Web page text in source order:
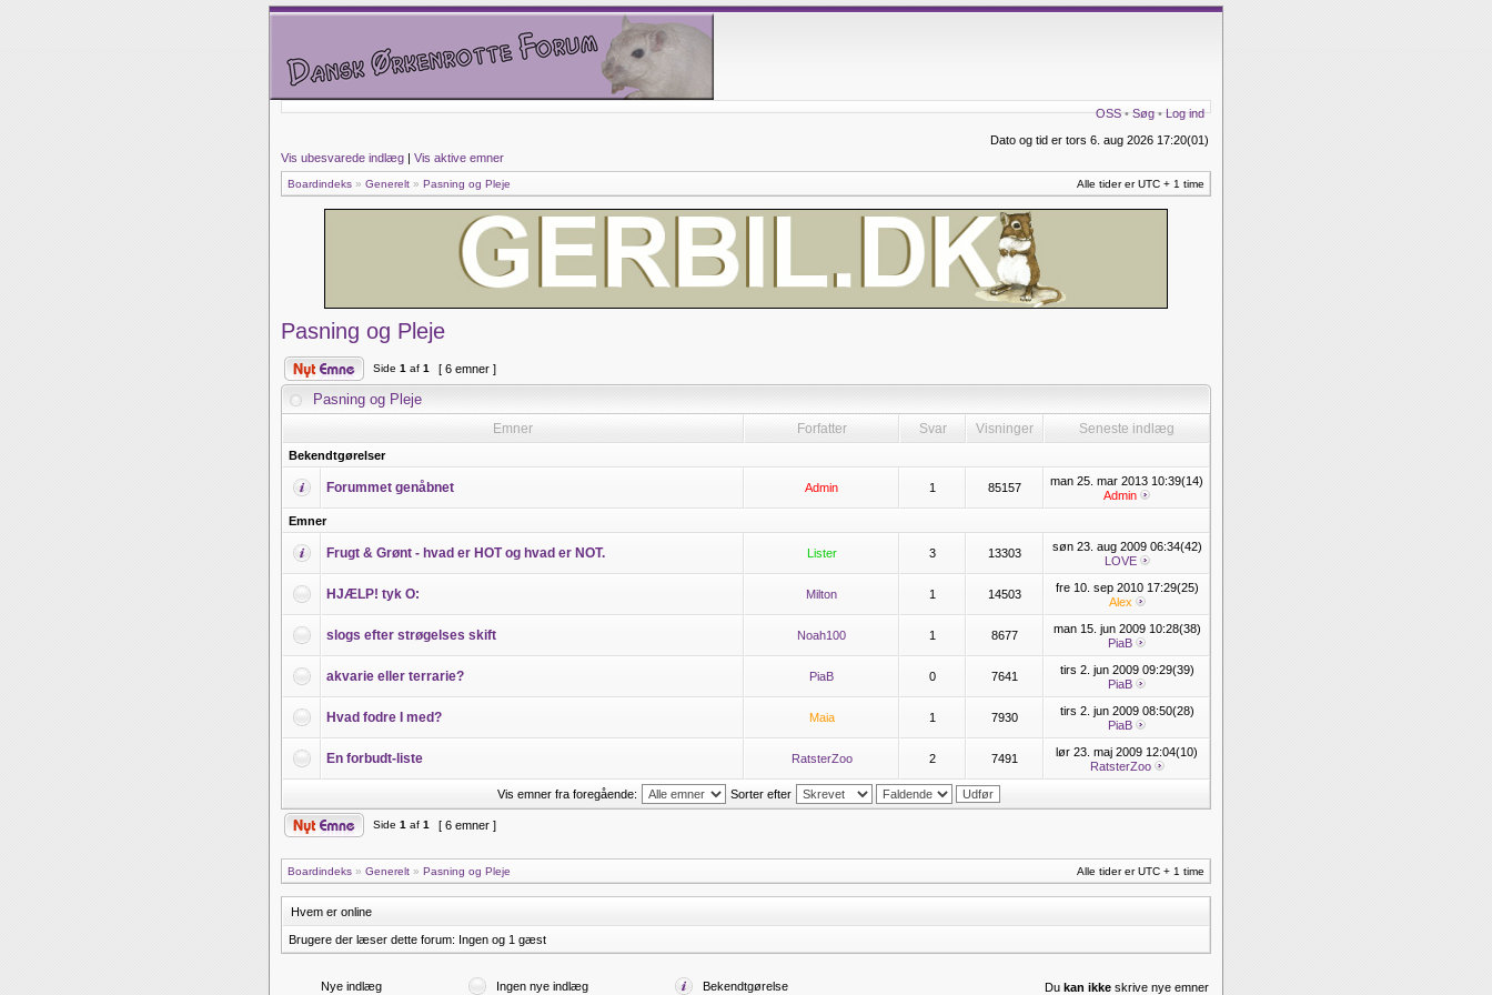
OSS•Søg•Log ind
Dato og tid er tors 6. aug 2026 17:20(01)
Vis ubesvarede indlæg | Vis aktive emner
Boardindeks » Generelt » Pasning og Pleje Alle tider er UTC + 1 time
Pasning og Pleje
Side 1 af 1 [ 6 emner ]
Pasning og Pleje
Emner Forfatter Svar Visninger Seneste indlæg
Bekendtgørelser
Forummet genåbnet Admin 1 85157
man 25. mar 2013 10:39(14)
Admin
Emner
Frugt & Grønt - hvad er HOT og hvad er NOT. Lister 3 13303
søn 23. aug 2009 06:34(42)
LOVE
HJÆLP! tyk O: Milton 1 14503
fre 10. sep 2010 17:29(25)
Alex
slogs efter strøgelses skift Noah100 1 8677
man 15. jun 2009 10:28(38)
PiaB
akvarie eller terrarie? PiaB 0 7641
tirs 2. jun 2009 09:29(39)
PiaB
Hvad fodre I med? Maia 1 7930
tirs 2. jun 2009 08:50(28)
PiaB
En forbudt-liste RatsterZoo 2 7491
lør 23. maj 2009 12:04(10)
RatsterZoo
Vis emner fra foregående: Sorter efter
Side 1 af 1 [ 6 emner ]
Boardindeks » Generelt » Pasning og Pleje Alle tider er UTC + 1 time
Hvem er online
Brugere der læser dette forum: Ingen og 1 gæst
Nye indlæg Ingen nye indlæg Bekendtgørelse Du kan ikke skrive nye emner